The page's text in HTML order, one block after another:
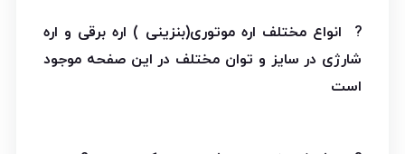
? انواع مختلف اره موتوری(بنزینی ) اره برقی و اره
شارژی در سایز و توان مختلف در این صفحه موجود
است